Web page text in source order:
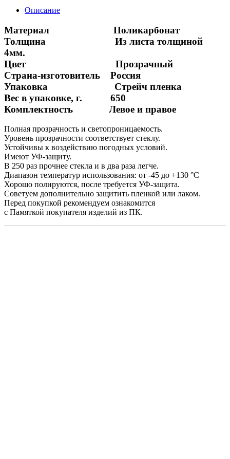
Описание
Материал Поликарбонат
Толщина Из листа толщиной
4мм.
Цвет Прозрачный
Страна-изготовитель Россия
Упаковка Стрейч пленка
Вес в упаковке, г. 650
Комплектность Левое и правое
Полная прозрачность и светопроницаемость.
Уровень прозрачности соответствует стеклу.
Устойчивы к воздействию погодных условий.
Имеют УФ-защиту.
В 250 раз прочнее стекла и в два раза легче.
Диапазон температур использования: от -45 до +130 °С
Хорошо полируются, после требуется УФ-защита.
Советуем дополнительно защитить пленкой или лаком.
Перед покупкой рекомендуем ознакомится
с Памяткой покупателя изделий из ПК.